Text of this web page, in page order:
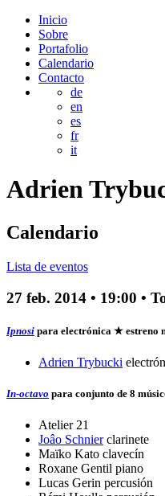
Inicio
Sobre
Portafolio
Calendario
Contacto
de
en
es
fr
it
Adrien
Calendario
Lista de eventos
27 feb. 2014 • 19:00 •
Ipnosi para electrónica ★ estreno
Adrien Trybucki
In-octavo para conjunto de 8
Atelier 21
Joâo Schnier clarinete
Maïko Kato clavecín
Roxane Gentil piano
Lucas Gerin percusión